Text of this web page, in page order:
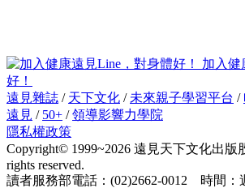
加入健
好！
遠見雜誌 / 天下文化 / 未來親子學習平台 /
遠見 / 50+ /領導影響力學院
隱私權政策
Copyright© 1999~2026 遠見天下文化出版
rights reserved.
讀者服務部電話：(02)2662-0012 時間：